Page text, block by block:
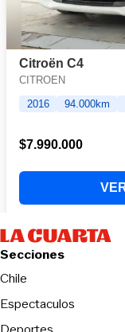
Secciones
Chile
Espectaculos